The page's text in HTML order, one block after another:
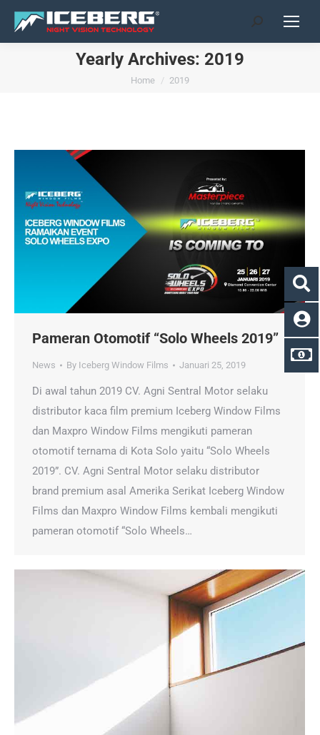
Search:
Yearly Archives: 2019
You are here:
Home 2019
Pameran Otomotif “Solo Wheels 2019”
News By Iceberg Window Films Januari 25, 2019
Di awal tahun 2019 CV. Agni Sentral Motor selaku
distributor kaca film premium Iceberg Window Films
dan Maxpro Window Films mengikuti pameran
otomotif ternama di Kota Solo yaitu “Solo Wheels
2019”. CV. Agni Sentral Motor selaku distributor
brand premium asal Amerika Serikat Iceberg Window
Films dan Maxpro Window Films kembali mengikuti
pameran otomotif “Solo Wheels…